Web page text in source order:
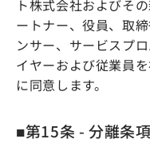
ト株式会社およびそ
ートナー、役員、取
ンサー、サービスプ
イヤーおよび従業員
に同意します。
■第15条 - 分離条項